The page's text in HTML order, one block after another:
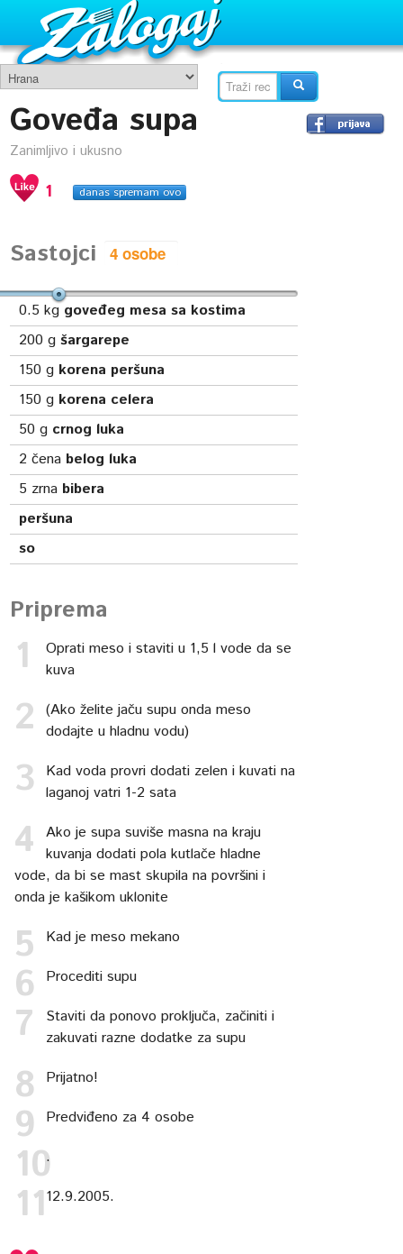
Goveđa supa
Zanimljivo i ukusno
1 danas spremam ovo
Sastojci
0.5 kg goveđeg mesa sa kostima
200 gšargarepe
150 g korena peršuna
150 g korena celera
50 g crnog luka
2 čena belog luka
5 zrna bibera
peršuna
so
Priprema
Oprati meso i staviti u 1,5 l vode da se
kuva
(Ako želite jaču supu onda meso
dodajte u hladnu vodu)
Kad voda provri dodati zelen i kuvati na
laganoj vatri 1-2 sata
Ako je supa suviše masna na kraju
kuvanja dodati pola kutlače hladne
vode, da bi se mast skupila na površini i
onda je kašikom uklonite
Kad je meso mekano
Procediti supu
Staviti da ponovo proključa, začiniti i
zakuvati razne dodatke za supu
Prijatno!
Predviđeno za 4 osobe
.
12.9.2005.